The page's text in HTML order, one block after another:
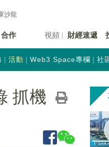
沙龍
合作 視頻 財經速遞
活動 Web3 Space專欄 社
抓機